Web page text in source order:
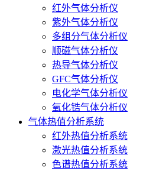
红外气体分析仪
紫外气体分析仪
多组分气体分析仪
顺磁气体分析仪
热导气体分析仪
GFC气体分析仪
电化学气体分析仪
氧化锆气体分析仪
气体热值分析系统
红外热值分析系统
激光热值分析系统
色谱热值分析系统